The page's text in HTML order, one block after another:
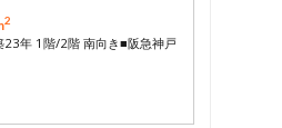
2
年 1階/2階 南向き■阪急神戸